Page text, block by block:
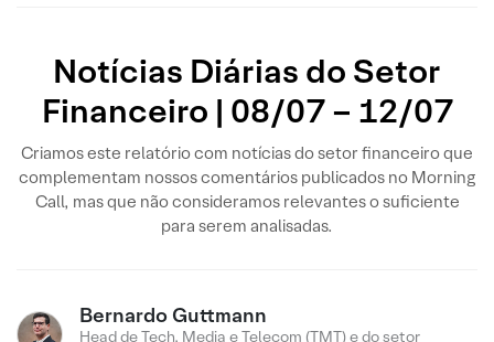
Notícias Diárias do Setor
Financeiro | 08/07 – 12/07
Criamos este relatório com notícias do setor financeiro que
complementam nossos comentários publicados no Morning
Call, mas que não consideramos relevantes o suficiente
para serem analisadas.
Bernardo Guttmann
Head de Tech, Media e Telecom (TMT) e do setor